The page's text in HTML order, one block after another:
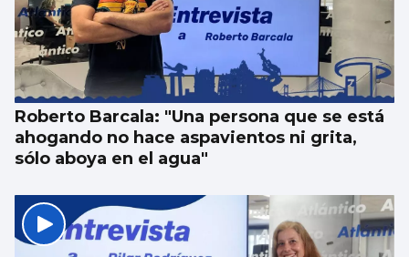
Roberto Barcala: "Una persona que se está
ahogando no hace aspavientos ni grita,
sólo aboya en el agua"